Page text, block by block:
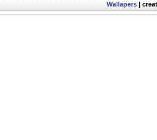
Wallapers |